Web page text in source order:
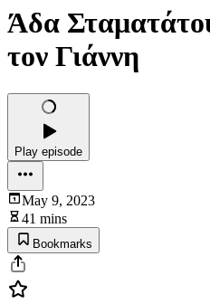
Άδα
τον Γιάννη
Play episode
May 9, 2023
41 mins
Bookmarks